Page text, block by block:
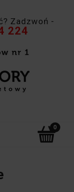
Zadzwoń -
224